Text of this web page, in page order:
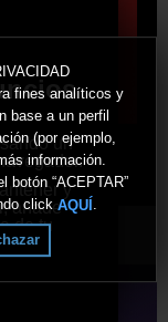
un
y
añade
de tu
fines analíticos y
base a un perfil
(por ejemplo,
información.
botón “ACEPTAR”
click AQUÍ .